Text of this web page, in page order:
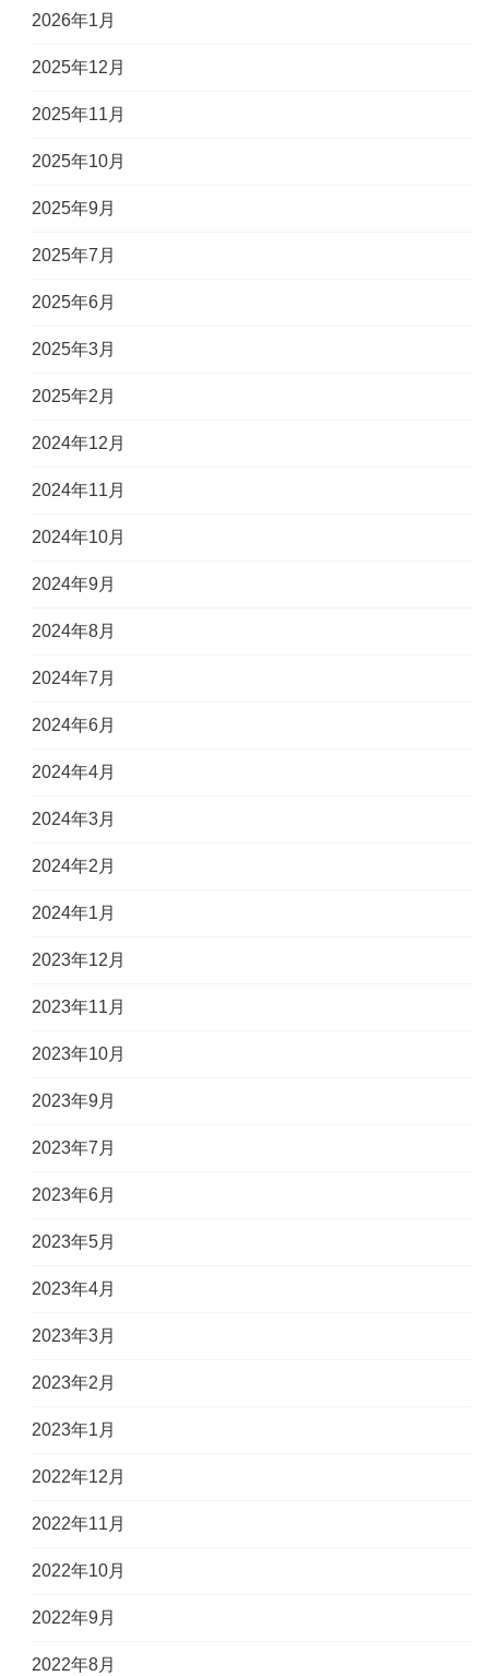
2026年1月
2025年12月
2025年11月
2025年10月
2025年9月
2025年7月
2025年6月
2025年3月
2025年2月
2024年12月
2024年11月
2024年10月
2024年9月
2024年8月
2024年7月
2024年6月
2024年4月
2024年3月
2024年2月
2024年1月
2023年12月
2023年11月
2023年10月
2023年9月
2023年7月
2023年6月
2023年5月
2023年4月
2023年3月
2023年2月
2023年1月
2022年12月
2022年11月
2022年10月
2022年9月
2022年8月